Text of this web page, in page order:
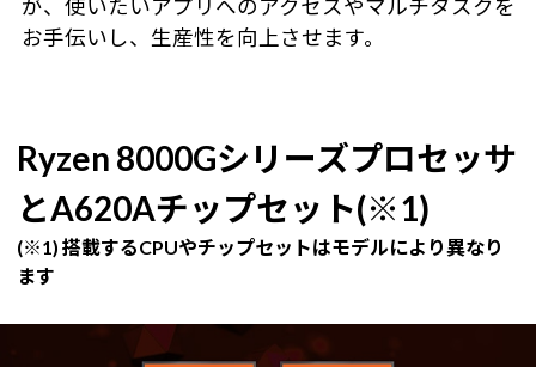
が、使いたいアプリへのアクセスやマルチタスクを
お手伝いし、生産性を向上させます。
Ryzen 8000Gシリーズプロセッサ
とA620Aチップセット(※1)
(※1) 搭載するCPUやチップセットはモデルにより異なり
ます